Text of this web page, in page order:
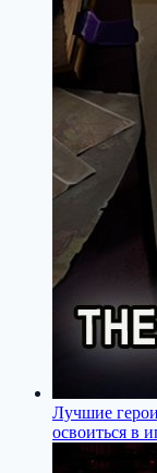
Лучшие
освоиться в